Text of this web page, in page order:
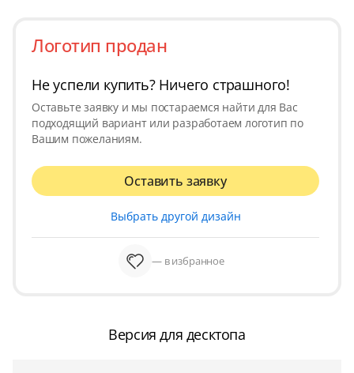
Логотип продан
Не успели купить? Ничего страшного!
Оставьте заявку и мы постараемся найти для Вас
подходящий вариант или разработаем логотип по
Вашим пожеланиям.
Оставить заявку
Выбрать другой дизайн
— в избранное
Версия для десктопа